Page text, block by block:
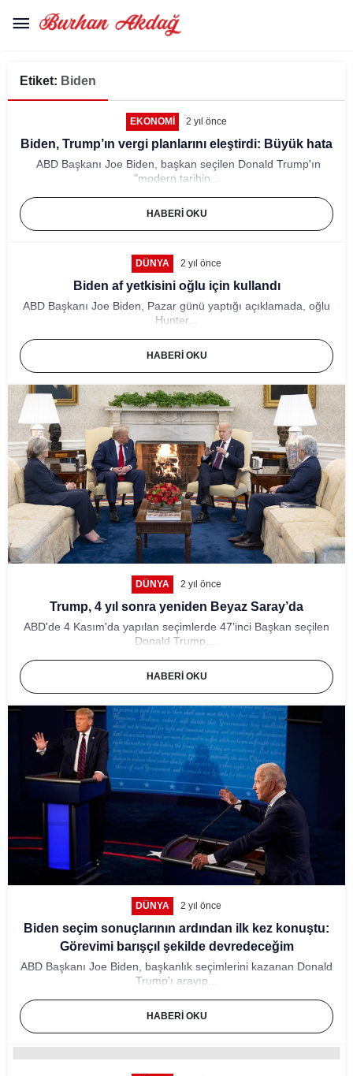
Etiket: Biden
EKONOMI 2 yıl önce
Biden, Trump’ın vergi planlarını eleştirdi: Büyük hata
ABD Başkanı Joe Biden, başkan seçilen Donald Trump'ın
"modern tarihin...
HABERI OKU
DÜNYA 2 yıl önce
Biden af yetkisini oğlu için kullandı
ABD Başkanı Joe Biden, Pazar günü yaptığı açıklamada, oğlu
Hunter...
HABERI OKU
DÜNYA 2 yıl önce
Trump, 4 yıl sonra yeniden Beyaz Saray’da
ABD'de 4 Kasım'da yapılan seçimlerde 47’inci Başkan seçilen
Donald Trump,...
HABERI OKU
DÜNYA 2 yıl önce
Biden seçim sonuçlarının ardından ilk kez konuştu:
Görevimi barışçıl şekilde devredeceğim
ABD Başkanı Joe Biden, başkanlık seçimlerini kazanan Donald
Trump'ı arayıp...
HABERI OKU